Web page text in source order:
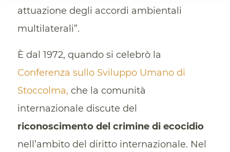
attuazione degli accordi ambientali
multilaterali”.
È dal 1972, quando si celebrò la
Conferenza sullo Sviluppo Umano di
Stoccolma, che la comunità
internazionale discute del
riconoscimento del crimine di ecocidio
nell’ambito del diritto internazionale. Nel